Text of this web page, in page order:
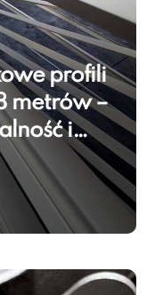
profili
metrów –
i